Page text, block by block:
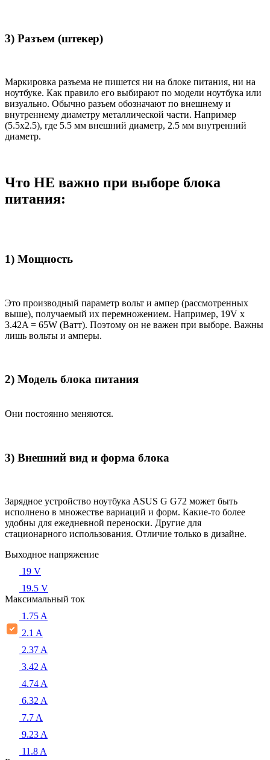
3) Разъем (штекер)
Маркировка разъема не пишется ни на блоке питания, ни на
ноутбуке. Как правило его выбирают по модели ноутбука или
визуально. Обычно разъем обозначают по внешнему и
внутреннему диаметру металлической части. Например
(5.5x2.5), где 5.5 мм внешний диаметр, 2.5 мм внутренний
диаметр.
Что НЕ важно при выборе блока
питания:
1) Мощность
Это производный параметр вольт и ампер (рассмотренных
выше), получаемый их перемножением. Например, 19V x
3.42A = 65W (Ватт). Поэтому он не важен при выборе. Важны
лишь вольты и амперы.
2) Модель блока питания
Они постоянно меняются.
3) Внешний вид и форма блока
Зарядное устройство ноутбука ASUS G G72 может быть
исполнено в множестве вариаций и форм. Какие-то более
удобны для ежедневной переноски. Другие для
стационарного использования. Отличие только в дизайне.
Выходное напряжение
19 V
19.5 V
Максимальный ток
1.75 A
2.1 A
2.37 A
3.42 A
4.74 A
6.32 A
7.7 A
9.23 A
11.8 A